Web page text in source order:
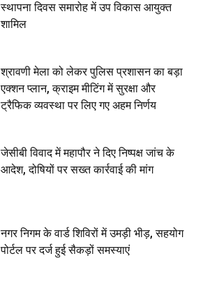
स्थापना दिवस समारोह में उप विकास आयुक्त
शामिल
श्रावणी मेला को लेकर पुलिस प्रशासन का बड़ा
एक्शन प्लान, क्राइम मीटिंग में सुरक्षा और
ट्रैफिक व्यवस्था पर लिए गए अहम निर्णय
जेसीबी विवाद में महापौर ने दिए निष्पक्ष जांच के
आदेश, दोषियों पर सख्त कार्रवाई की मांग
नगर निगम के वार्ड शिविरों में उमड़ी भीड़, सहयोग
पोर्टल पर दर्ज हुई सैकड़ों समस्याएं